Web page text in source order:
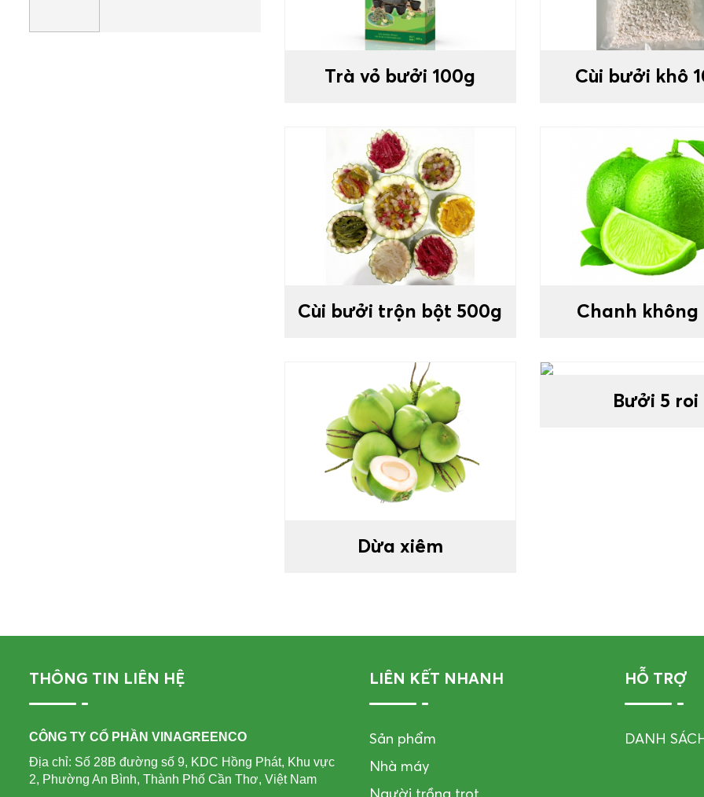
Trà vỏ bưởi 100g Cùi bưởi khô
Cùi bưởi trộn bột 500g Chanh
Dừa xiêm
Bưởi 5 roi
THÔNG TIN LIÊN HỆ
CÔNG TY CỔ PHẦN VINAGREENCO
Địa chỉ: Số 28B đường số 9, KDC Hồng Phát, Khu vực
2, Phường An Bình, Thành Phố Cần Thơ, Việt Nam
LIÊN KẾT NHANH
Sản phẩm
Nhà máy
HỖ TRỢ
DANH